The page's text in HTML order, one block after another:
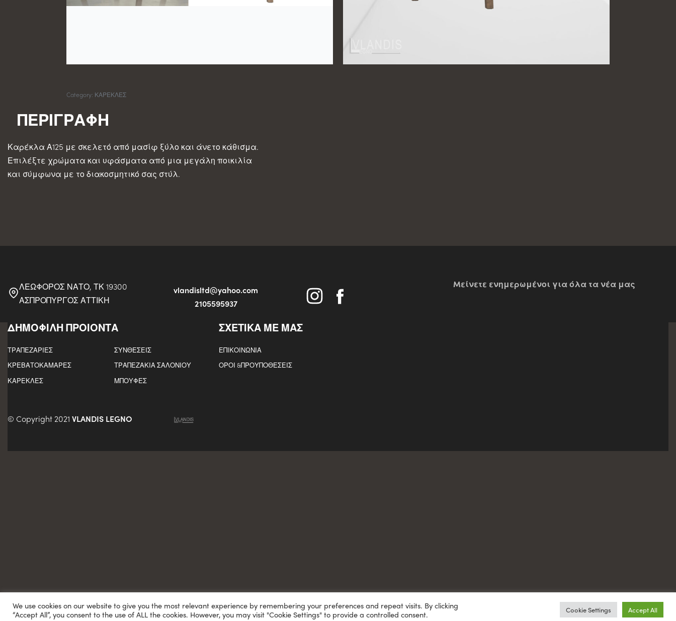
Category: ΚΑΡΕΚΛΕΣ
Καρέκλα Α125 με σκελετό από μασίφ ξύλο και άνετο κάθισμα.
Επιλέξτε χρώματα και υφάσματα από μια μεγάλη ποικιλία
και σύμφωνα με το διακοσμητικό σας στύλ.
ΛΕΩΦΟΡΟΣ ΝΑΤΟ, ΤΚ 19300
ΑΣΠΡΟΠΥΡΓΟΣ ΑΤΤΙΚΗ
vlandisltd@yahoo.com
2105595937
Mείνετε ενημερωμένοι για όλα τα νέα μας
ΔΗΜΟΦΙΛΗ ΠΡΟΙΟΝΤΑ
ΤΡΑΠΕΖΑΡΙΕΣ
ΣΥΝΘΕΣΕΙΣ
ΚΡΕΒΑΤΟΚΑΜΑΡΕΣ
ΤΡΑΠΕΖΑΚΙΑ ΣΑΛΟΝΙΟΥ
ΚΑΡΕΚΛΕΣ
ΜΠΟΥΦΕΣ
ΣΧΕΤΙΚΑ ΜΕ ΜΑΣ
ΕΠΙΚΟΙΝΩΝΙΑ
ΟΡΟΙ &ΠΡΟΥΠΟΘΕΣΕΙΣ
© Copyright 2021 VLANDIS LEGNO
We use cookies on our website to give you the most relevant experience by remembering your preferences and repeat visits. By clicking
“Accept All”, you consent to the use of ALL the cookies. However, you may visit "Cookie Settings" to provide a controlled consent.
Cookie Settings Accept All